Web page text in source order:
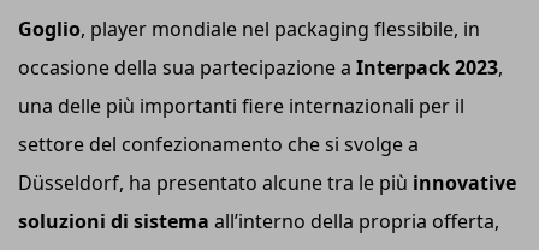
Goglio, player mondiale nel packaging flessibile, in
occasione della sua partecipazione a Interpack 2023,
una delle più importanti fiere internazionali per il
settore del confezionamento che si svolge a
Düsseldorf, ha presentato alcune tra le più innovative
soluzioni di sistema all’interno della propria offerta,